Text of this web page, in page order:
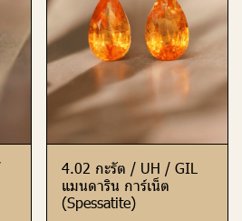
4.02 กะรัต / UH / GIL
แมนดาริน การ์เน็ต
(Spessatite)